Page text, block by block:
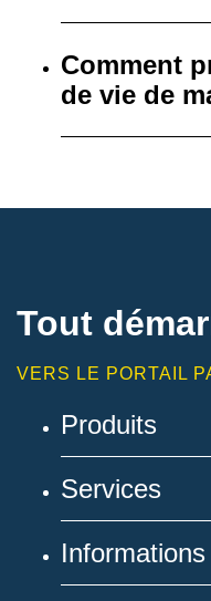
Comment
de vie de
Tout
VERS LE PORTAIL
Produits
Services
Informations